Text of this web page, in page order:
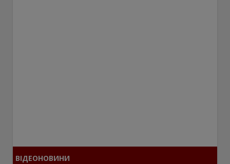
ВІДЕОНОВИНИ